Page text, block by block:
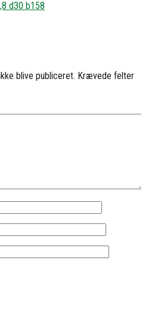
blive publiceret. Krævede felter